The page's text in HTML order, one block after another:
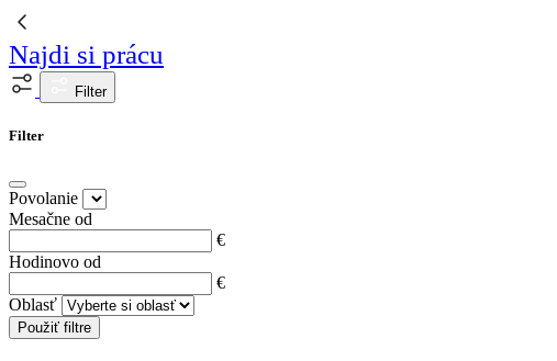
Najdi si prácu
Filter
Filter
Povolanie
Mesačne od
€
Hodinovo od
€
Oblasť
Použiť filtre